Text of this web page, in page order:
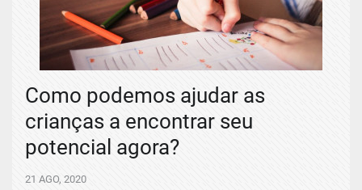
Como podemos ajudar as
crianças a encontrar seu
potencial agora?
21 AGO, 2020